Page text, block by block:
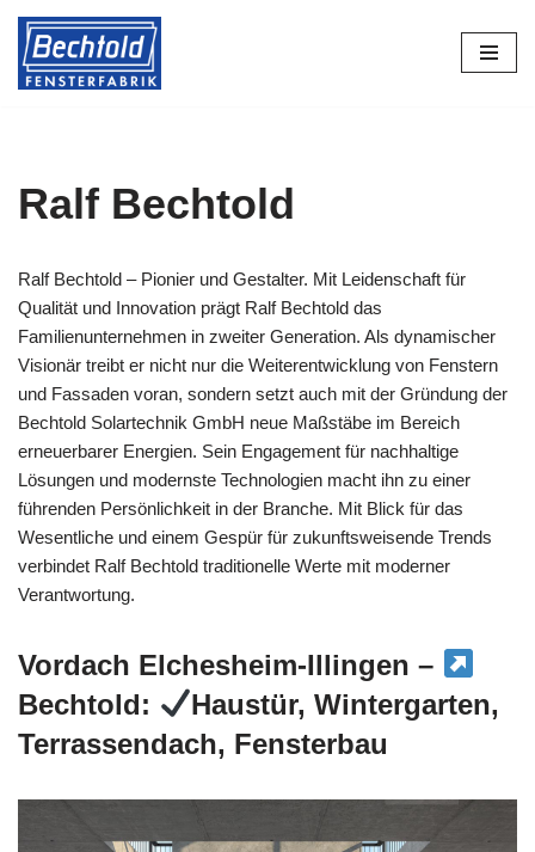
Zum
Inhalt
Ralf Bechtold
Ralf Bechtold – Pionier und Gestalter. Mit Leidenschaft für
Qualität und Innovation prägt Ralf Bechtold das
Familienunternehmen in zweiter Generation. Als dynamischer
Visionär treibt er nicht nur die Weiterentwicklung von Fenstern
und Fassaden voran, sondern setzt auch mit der Gründung der
Bechtold Solartechnik GmbH neue Maßstäbe im Bereich
erneuerbarer Energien. Sein Engagement für nachhaltige
Lösungen und modernste Technologien macht ihn zu einer
führenden Persönlichkeit in der Branche. Mit Blick für das
Wesentliche und einem Gespür für zukunftsweisende Trends
verbindet Ralf Bechtold traditionelle Werte mit moderner
Verantwortung.
Vordach Elchesheim-Illingen –
Bechtold:
Haustür, Wintergarten,
Terrassendach, Fensterbau